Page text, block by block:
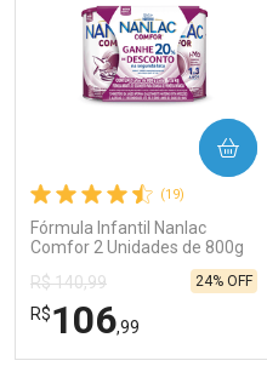
(19)
Fórmula Infantil Nanlac
Comfor 2 Unidades de 800g
R$ 140,99
R$106,99
24% OFF
COMPRAR